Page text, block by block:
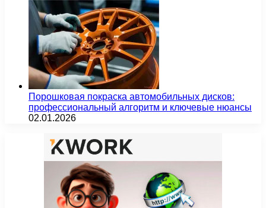
Порошковая покраска автомобильных дисков:
профессиональный алгоритм и ключевые нюансы
02.01.2026